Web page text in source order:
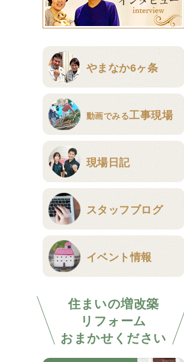
やまなか6ヶ条
動画でみる工事現場
現場日記
スタッフブログ
イベント情報
住まいの増改築
リフォーム
おまかせください